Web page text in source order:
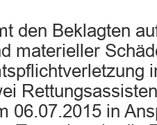
den Beklagten
materieller
06.07.2015 in